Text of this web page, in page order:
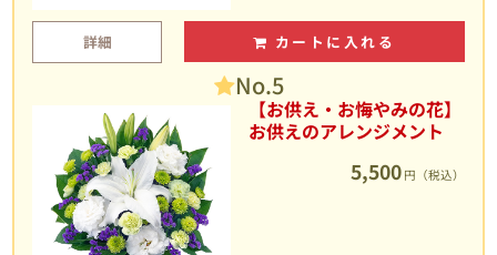
詳細 カートに入れる
No.5
【お供え・お悔やみの花】
お供えのアレンジメント
5,500 円（税込）